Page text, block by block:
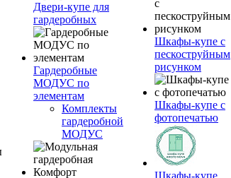
Двери-купе для
гардеробных
Гардеробные
МОДУС по
элементам
Комплекты
гардеробной
МОДУС
Шкафы-купе с
пескоструйным
рисунком
Шкафы-купе с
фотопечатью
Шкафы-купе